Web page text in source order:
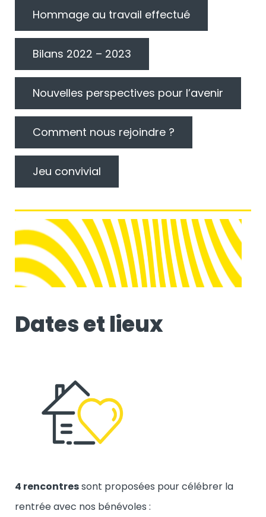
Hommage au travail effectué
Bilans 2022 – 2023
Nouvelles perspectives pour l’avenir
Comment nous rejoindre ?
Jeu convivial
Dates et lieux
4 rencontressont proposées pour célébrer la
rentrée avec nos bénévoles :